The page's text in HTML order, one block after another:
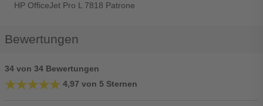
HP OfficeJet Pro L 7818 Patrone
Bewertungen
34 von 34 Bewertungen
★★★★★
★★★★★ 4,97 von 5 Sternen